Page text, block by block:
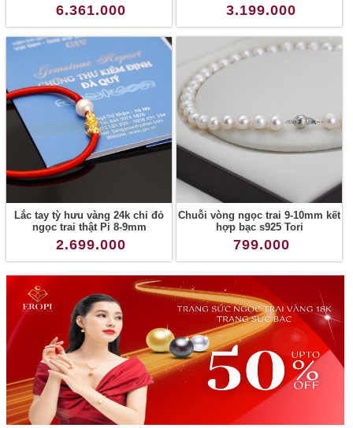
6.361.000 3.199.000
Lắc tay tỳ hưu vàng 24k chỉ đỏ
ngọc trai thật Pi 8-9mm
2.699.000
Chuỗi vòng ngọc trai 9-10mm kết
hợp bạc s925 Tori
799.000